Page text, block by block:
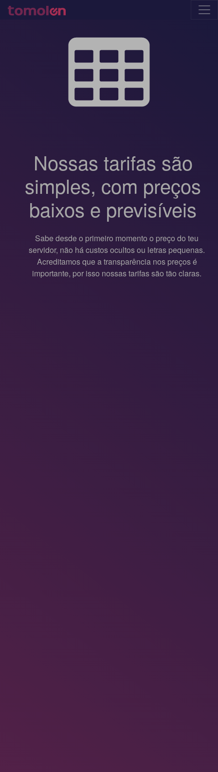
Nossas tarifas são
simples, com preços
baixos e previsíveis
Sabe desde o primeiro momento o preço do teu
servidor, não há custos ocultos ou letras pequenas.
Acreditamos que a transparência nos preços é
importante, por isso nossas tarifas são tão claras.